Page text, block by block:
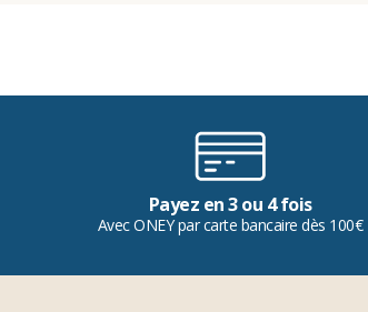
Payez en 3 ou 4 fois
Avec ONEY par carte bancaire dès 100€